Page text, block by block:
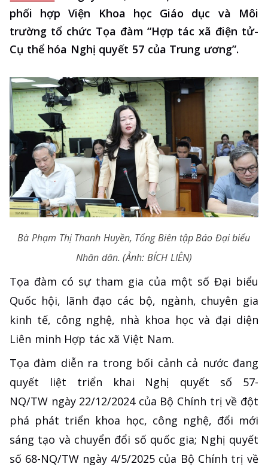
phối hợp Viện Khoa học Giáo dục và Môi
trường tổ chức Tọa đàm “Hợp tác xã điện tử-
Cụ thể hóa Nghị quyết 57 của Trung ương”.
Bà Phạm Thị Thanh Huyền, Tổng Biên tập Báo Đại biểu
Nhân dân. (Ảnh: BÍCH LIÊN)
Tọa đàm có sự tham gia của một số Đại biểu
Quốc hội, lãnh đạo các bộ, ngành, chuyên gia
kinh tế, công nghệ, nhà khoa học và đại diện
Liên minh Hợp tác xã Việt Nam.
Tọa đàm diễn ra trong bối cảnh cả nước đang
quyết liệt triển khai Nghị quyết số 57-
NQ/TW ngày 22/12/2024 của Bộ Chính trị về đột
phá phát triển khoa học, công nghệ, đổi mới
sáng tạo và chuyển đổi số quốc gia; Nghị quyết
số 68-NQ/TW ngày 4/5/2025 của Bộ Chính trị về